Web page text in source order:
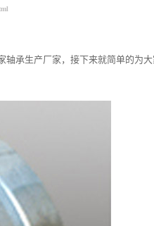
产厂家，接下来就简单的为大